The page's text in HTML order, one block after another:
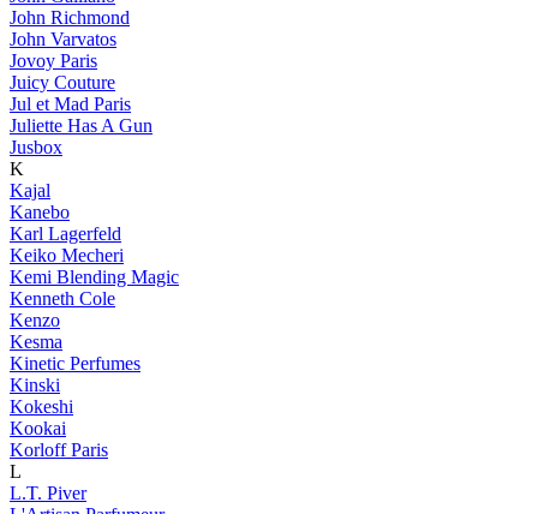
John Richmond
John Varvatos
Jovoy Paris
Juicy Couture
Jul et Mad Paris
Juliette Has A Gun
Jusbox
K
Kajal
Kanebo
Karl Lagerfeld
Keiko Mecheri
Kemi Blending Magic
Kenneth Cole
Kenzo
Kesma
Kinetic Perfumes
Kinski
Kokeshi
Kookai
Korloff Paris
L
L.T. Piver